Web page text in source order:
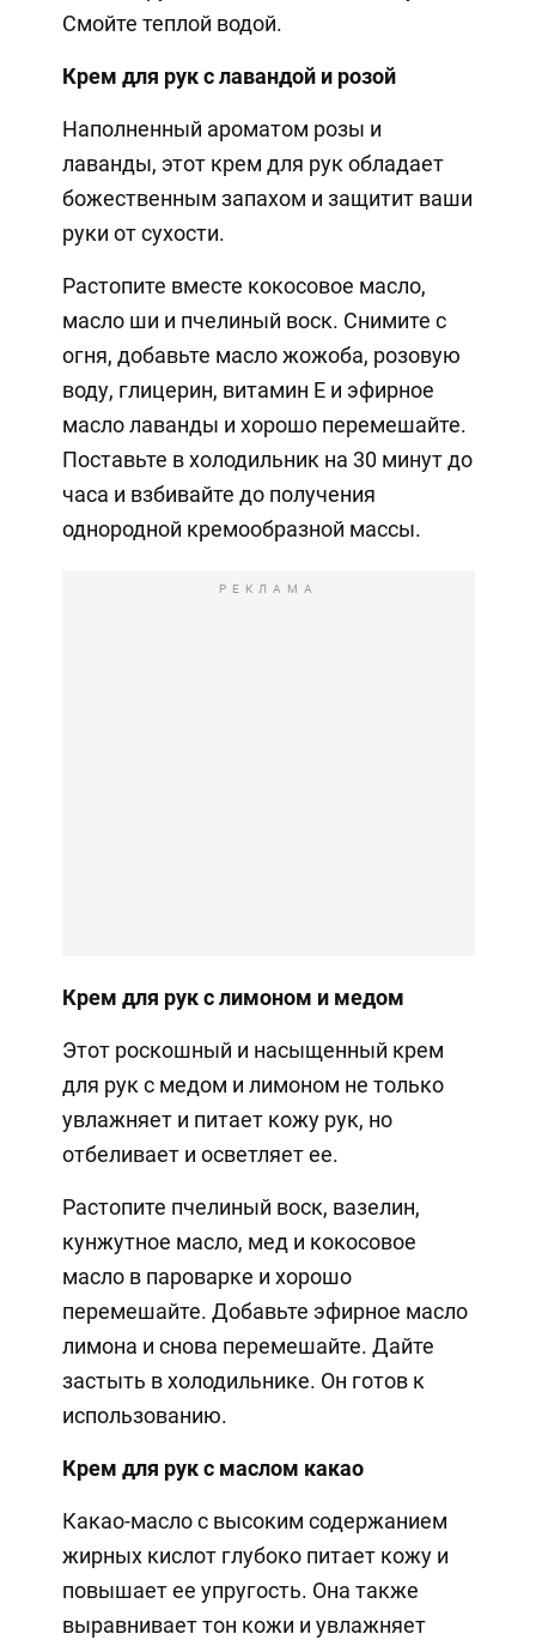
Смойте теплой водой.
Крем для рук с лавандой и розой
Наполненный ароматом розы и
лаванды, этот крем для рук обладает
божественным запахом и защитит ваши
руки от сухости.
Растопите вместе кокосовое масло,
масло ши и пчелиный воск. Снимите с
огня, добавьте масло жожоба, розовую
воду, глицерин, витамин Е и эфирное
масло лаванды и хорошо перемешайте.
Поставьте в холодильник на 30 минут до
часа и взбивайте до получения
однородной кремообразной массы.
РЕКЛАМА
Крем для рук с лимоном и медом
Этот роскошный и насыщенный крем
для рук с медом и лимоном не только
увлажняет и питает кожу рук, но
отбеливает и осветляет ее.
Растопите пчелиный воск, вазелин,
кунжутное масло, мед и кокосовое
масло в пароварке и хорошо
перемешайте. Добавьте эфирное масло
лимона и снова перемешайте. Дайте
застыть в холодильнике. Он готов к
использованию.
Крем для рук с маслом какао
Какао-масло с высоким содержанием
жирных кислот глубоко питает кожу и
повышает ее упругость. Она также
выравнивает тон кожи и увлажняет